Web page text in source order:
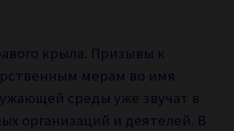
крыла. Призывы к
мерам во имя
среды уже звучат в
организаций и деятелей. В